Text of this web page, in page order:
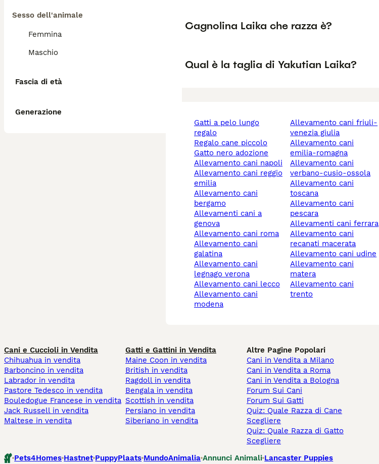
Sesso dell'animale
Femmina
Maschio
Fascia di età
Generazione
Cagnolina Laika che razza è?
Qual è la taglia di Yakutian Laika?
gatti a pelo lungo
regalo
regalo cane piccolo
gatto nero adozione
allevamento cani napoli
allevamento cani reggio
emilia
allevamento cani
bergamo
allevamenti cani a
genova
allevamento cani roma
allevamento cani
galatina
allevamento cani
legnago verona
allevamento cani lecco
allevamento cani
modena
allevamento cani friuli-
venezia giulia
allevamento cani
emilia-romagna
allevamento cani
verbano-cusio-ossola
allevamento cani
toscana
allevamento cani
pescara
allevamenti cani ferrara
allevamento cani
recanati macerata
allevamento cani udine
allevamento cani
matera
allevamento cani
trento
Cani e Cuccioli in Vendita
Chihuahua in vendita
Barboncino in vendita
Labrador in vendita
Pastore Tedesco in vendita
Bouledogue Francese in vendita
Jack Russell in vendita
Maltese in vendita
Gatti e Gattini in Vendita
Maine Coon in vendita
British in vendita
Ragdoll in vendita
Bengala in vendita
Scottish in vendita
Persiano in vendita
Siberiano in vendita
Altre Pagine Popolari
Cani in Vendita a Milano
Cani in Vendita a Roma
Cani in Vendita a Bologna
Forum Sui Cani
Forum Sui Gatti
Quiz: Quale Razza di Cane
Scegliere
Quiz: Quale Razza di Gatto
Scegliere
Pets4Homes Hastnet PuppyPlaats MundoAnimalia Annunci Animali Lancaster Puppies